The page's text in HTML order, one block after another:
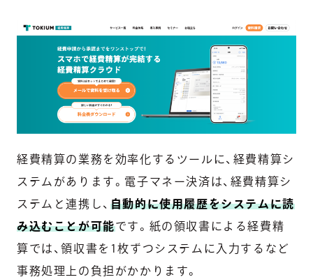
経費精算の業務を効率化するツールに、経費精算シ
ステムがあります。電子マネー決済は、経費精算シ
ステムと連携し、 自動的に使用履歴をシステムに読
み込むことが可能です。紙の領収書による経費精
算では、領収書を1枚ずつシステムに入力するなど
事務処理上の負担がかかります。